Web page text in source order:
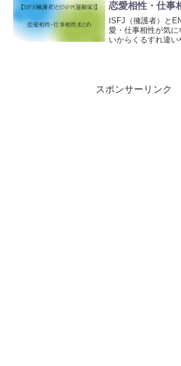
恋愛相性・仕事
ISFJ（擁護者）と
愛・仕事相性が気
いからくるすれ違い
頂ければ幸いです。
スポンサーリンク